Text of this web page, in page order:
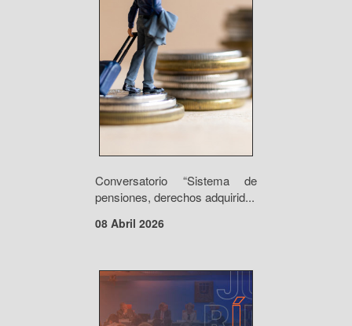
Conversatorio “Sistema de
pensiones, derechos adquirid...
08 Abril 2026